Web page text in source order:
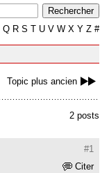
Q R S T U V W X Y Z #
Topic plus ancien
2 posts
#1
Citer